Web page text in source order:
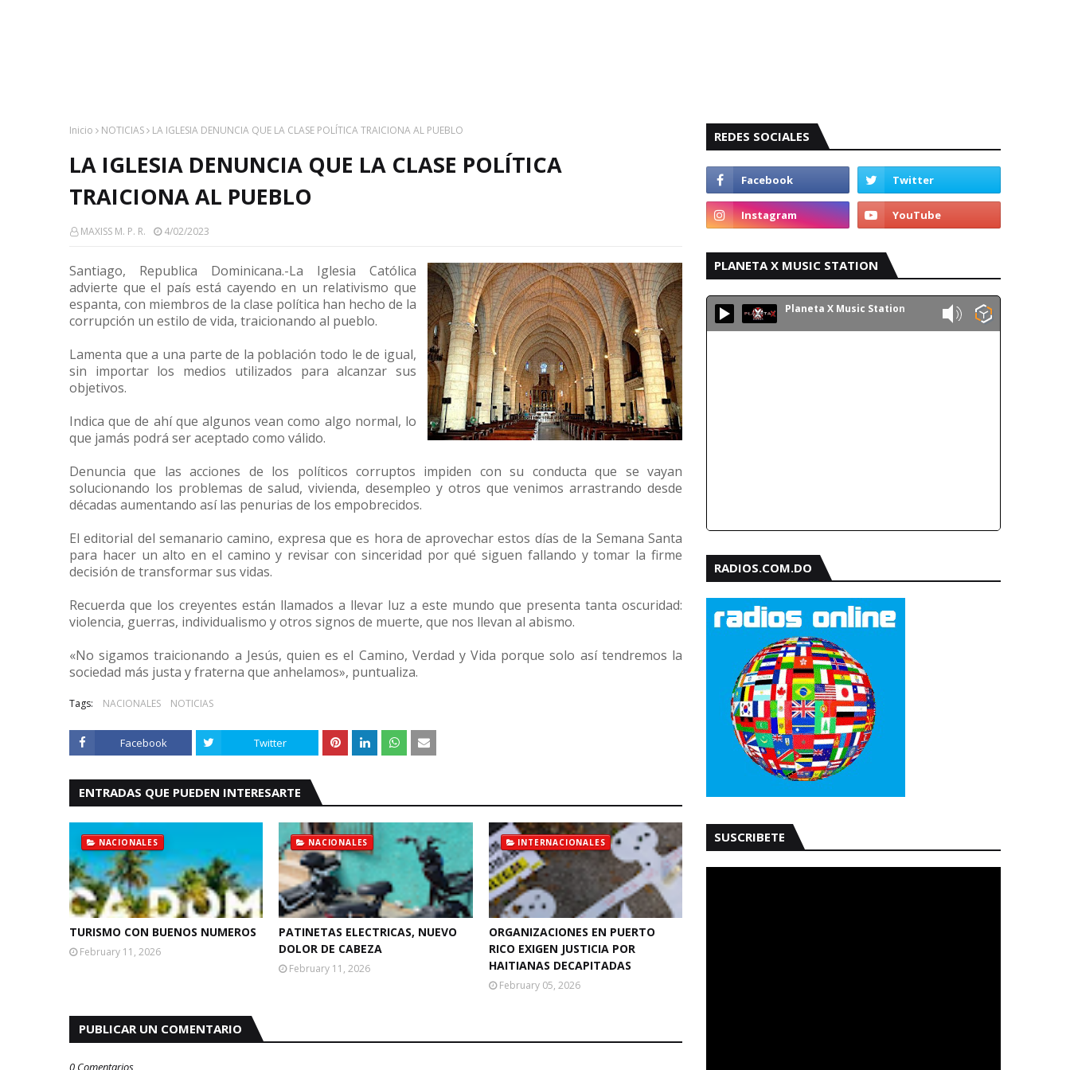
Inicio NOTICIAS LA IGLESIA DENUNCIA QUE LA CLASE POLÍTICA TRAICIONA AL PUEBLO
LA IGLESIA DENUNCIA QUE LA CLASE POLÍTICA
TRAICIONA AL PUEBLO
MAXISS M. P. R. 4/02/2023
Santiago, Republica Dominicana.-La Iglesia Católica
advierte que el país está cayendo en un relativismo que
espanta, con miembros de la clase política han hecho de la
corrupción un estilo de vida, traicionando al pueblo.
Lamenta que a una parte de la población todo le de igual,
sin importar los medios utilizados para alcanzar sus
objetivos.
Indica que de ahí que algunos vean como algo normal, lo
que jamás podrá ser aceptado como válido.
Denuncia que las acciones de los políticos corruptos impiden con su conducta que se vayan
solucionando los problemas de salud, vivienda, desempleo y otros que venimos arrastrando desde
décadas aumentando así las penurias de los empobrecidos.
El editorial del semanario camino, expresa que es hora de aprovechar estos días de la Semana Santa
para hacer un alto en el camino y revisar con sinceridad por qué siguen fallando y tomar la firme
decisión de transformar sus vidas.
Recuerda que los creyentes están llamados a llevar luz a este mundo que presenta tanta oscuridad:
violencia, guerras, individualismo y otros signos de muerte, que nos llevan al abismo.
«No sigamos traicionando a Jesús, quien es el Camino, Verdad y Vida porque solo así tendremos la
sociedad más justa y fraterna que anhelamos», puntualiza.
Tags: NACIONALES NOTICIAS
Facebook Twitter
ENTRADAS QUE PUEDEN INTERESARTE
NACIONALES
TURISMO CON BUENOS NUMEROS
February 11, 2026
NACIONALES
PATINETAS ELECTRICAS, NUEVO
DOLOR DE CABEZA
February 11, 2026
INTERNACIONALES
ORGANIZACIONES EN PUERTO
RICO EXIGEN JUSTICIA POR
HAITIANAS DECAPITADAS
February 05, 2026
PUBLICAR UN COMENTARIO
0 Comentarios
REDES SOCIALES
PLANETA X MUSIC STATION
Planeta X Music Station
RADIOS.COM.DO
SUSCRIBETE